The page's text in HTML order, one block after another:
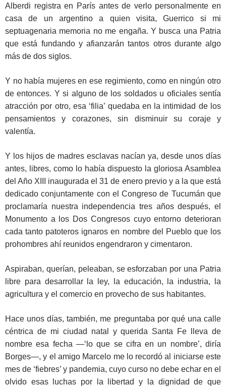
Alberdi registra en París antes de verlo personalmente en
casa de un argentino a quien visita, Guerrico si mi
septuagenaria memoria no me engaña. Y busca una Patria
que está fundando y afianzarán tantos otros durante algo
más de dos siglos.
Y no había mujeres en ese regimiento, como en ningún otro
de entonces. Y si alguno de los soldados u oficiales sentía
atracción por otro, esa ‘filia’ quedaba en la intimidad de los
pensamientos y corazones, sin disminuir su coraje y
valentía.
Y los hijos de madres esclavas nacían ya, desde unos días
antes, libres, como lo había dispuesto la gloriosa Asamblea
del Año XIII inaugurada el 31 de enero previo y a la que está
dedicado conjuntamente con el Congreso de Tucumán que
proclamaría nuestra independencia tres años después, el
Monumento a los Dos Congresos cuyo entorno deterioran
cada tanto patoteros ignaros en nombre del Pueblo que los
prohombres ahí reunidos engendraron y cimentaron.
Aspiraban, querían, peleaban, se esforzaban por una Patria
libre para desarrollar la ley, la educación, la industria, la
agricultura y el comercio en provecho de sus habitantes.
Hace unos días, también, me preguntaba por qué una calle
céntrica de mi ciudad natal y querida Santa Fe lleva de
nombre esa fecha —‘lo que se cifra en un nombre’, diría
Borges—, y el amigo Marcelo me lo recordó al iniciarse este
mes de ‘fiebres’ y pandemia, cuyo curso no debe echar en el
olvido esas luchas por la libertad y la dignidad de que